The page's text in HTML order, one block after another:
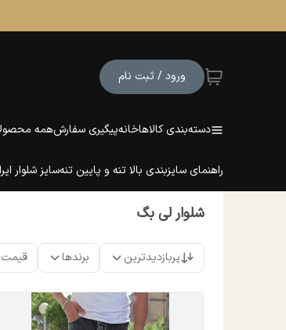
ورود / ثبت نام
دسته‌بندی کالاهاخانهپیگیری سفارشهمه
راهنمای سایزبندی بالا تنه و پایین تنهسایز شلوار
شلوار لی بگ
پربازدیدترین برندها قیمت